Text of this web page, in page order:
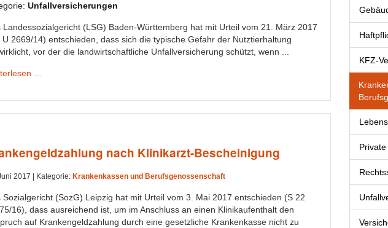
Unfallversicherungen
Landessozialgericht (LSG) Baden-Württemberg hat mit Urteil vom 21. März 2017
U 2669/14) entschieden, dass sich die typische Gefahr der Nutztierhaltung
vor der die landwirtschaftliche Unfallversicherung schützt, wenn ...
…
nach Klinikarzt-Bescheinigung
2017 | Kategorie: Krankenkassen und Berufsgenossenschaft
Sozialgericht (SozG) Leipzig hat mit Urteil vom 3. Mai 2017 entschieden (S 22
16), dass ausreichend ist, um im Anschluss an einen Klinikaufenthalt den
auf Krankengeldzahlung durch eine gesetzliche Krankenkasse nicht zu
KFZ-